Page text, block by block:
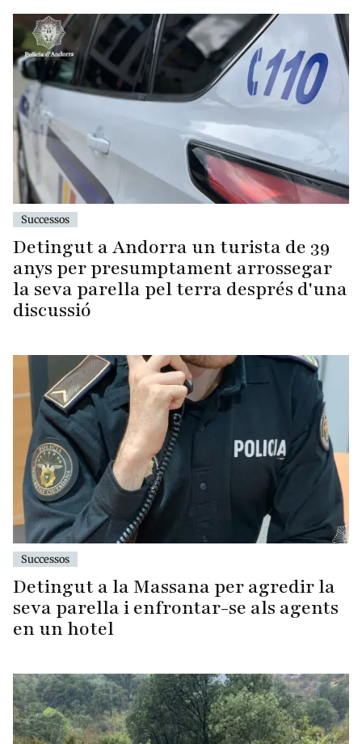
Successos
Detingut a Andorra un turista de 39
anys per presumptament arrossegar
la seva parella pel terra després d'una
discussió
Successos
Detingut a la Massana per agredir la
seva parella i enfrontar-se als agents
en un hotel